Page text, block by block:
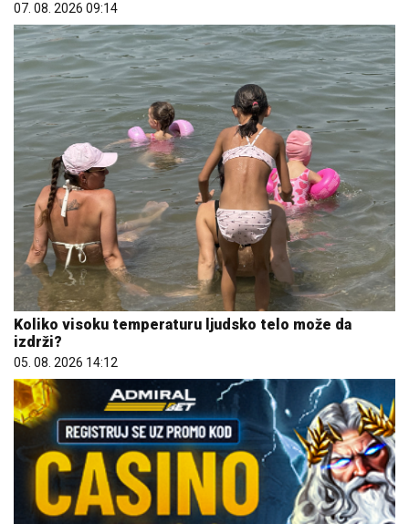
07. 08. 2026 09:14
Koliko visoku temperaturu ljudsko telo može da
izdrži?
05. 08. 2026 14:12